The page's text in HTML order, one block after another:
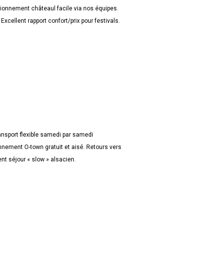
châteaul facile via nos équipes.
rapport confort/prix pour festivals.
flexible samedi par samedi
O-town gratuit et aisé. Retours vers
séjour « slow » alsacien.